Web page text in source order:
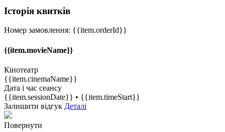
Історія квитків
Номер замовлення: {{item.orderId}}
{{item.movieName}}
Кінотеатр
{{item.cinemaName}}
Дата і час сеансу
{{item.sessionDate}} • {{item.timeStart}}
Залишити відгук Деталі
Повернути